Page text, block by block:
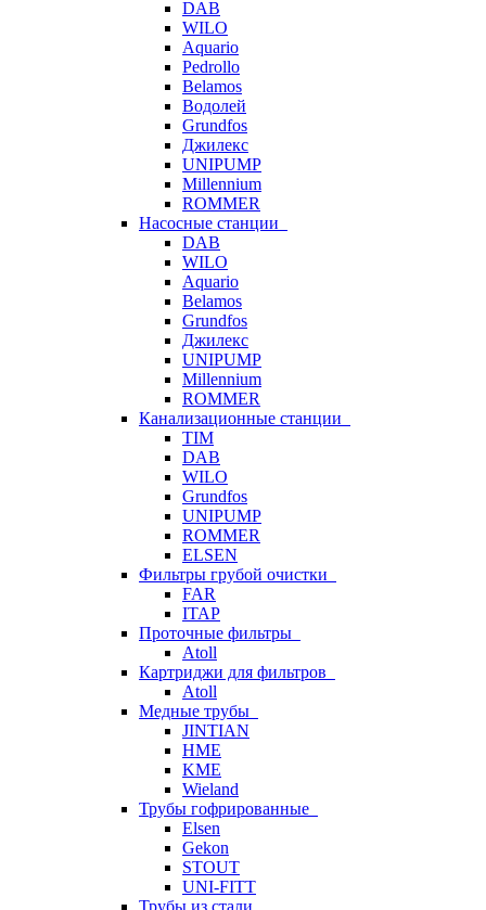
DAB
WILO
Aquario
Pedrollo
Belamos
Водолей
Grundfos
Джилекс
UNIPUMP
Millennium
ROMMER
Насосные станции
DAB
WILO
Aquario
Belamos
Grundfos
Джилекс
UNIPUMP
Millennium
ROMMER
Канализационные станции
TIM
DAB
WILO
Grundfos
UNIPUMP
ROMMER
ELSEN
Фильтры грубой очистки
FAR
ITAP
Проточные фильтры
Atoll
Картриджи для фильтров
Atoll
Медные трубы
JINTIAN
HME
KME
Wieland
Трубы гофрированные
Elsen
Gekon
STOUT
UNI-FITT
Трубы из стали